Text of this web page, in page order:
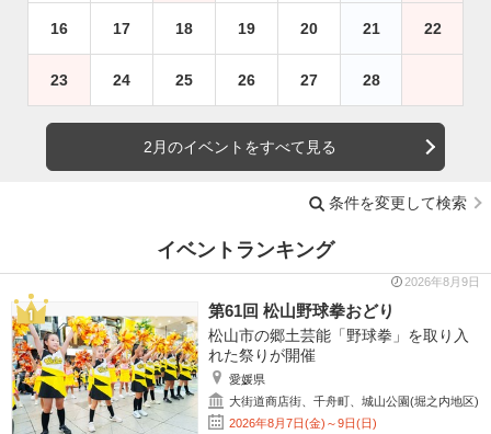
16 17 18 19 20 21 22
23 24 25 26 27 28
2月のイベントをすべて見る
条件を変更して検索
イベントランキング
2026年8月9日
第61回 松山野球拳おどり
松山市の郷土芸能「野球拳」を取り入
れた祭りが開催
愛媛県
大街道商店街、千舟町、城山公園(堀之内地区)
2026年8月7日(金)～9日(日)